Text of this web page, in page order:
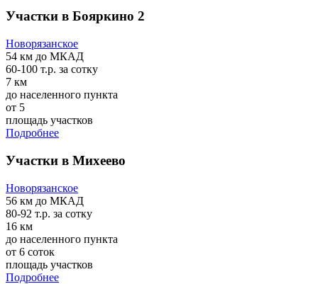
Участки в Бояркино 2
Новорязанское
54 км до МКАД
60-100 т.р. за сотку
7 км
до населенного пункта
от 5
площадь участков
Подробнее
Участки в Михеево
Новорязанское
56 км до МКАД
80-92 т.р. за сотку
16 км
до населенного пункта
от 6 соток
площадь участков
Подробнее